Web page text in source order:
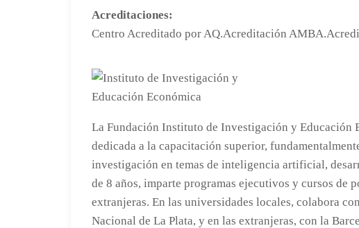
Acreditaciones:
Centro Acreditado por AQ.Acreditación
La Fundación Instituto de Investigación y Educación
dedicada a la capacitación superior,
investigación en temas de inteligencia artificial,
de 8 años, imparte programas ejecutivos y cursos de
extranjeras. En las universidades locales, colabora
Nacional de La Plata, y en las extranjeras, con la